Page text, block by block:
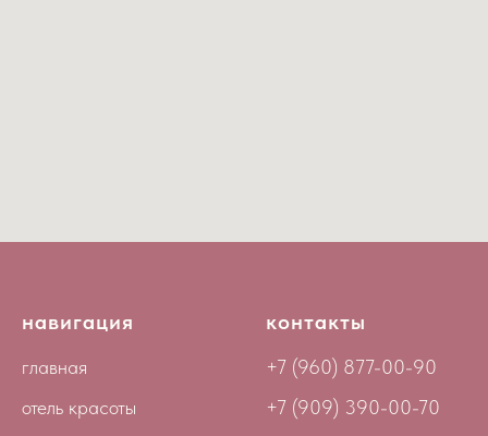
навигация
главная
отель красоты
контакты
+7 (960) 877-00-90
+7 (909) 390-00-70